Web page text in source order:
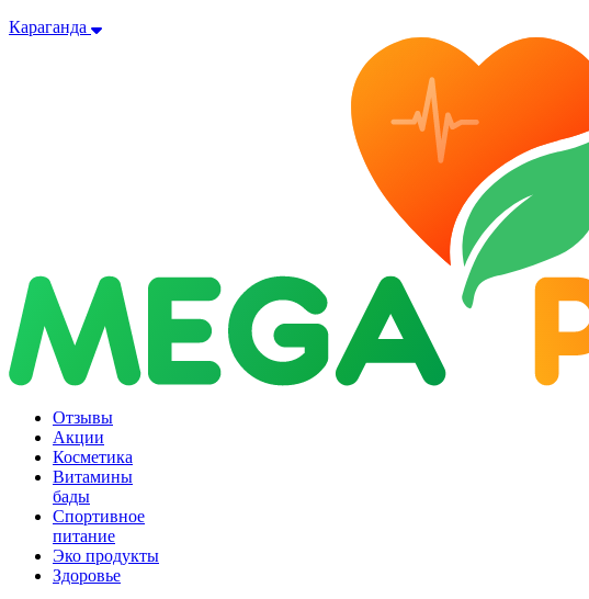
Караганда
Отзывы
Акции
Косметика
Витамины
бады
Спортивное
питание
Эко продукты
Здоровье